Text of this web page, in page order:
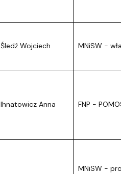
Śledź Wojciech MNiSW -
Ihnatowicz Anna FNP -
MNiSW -